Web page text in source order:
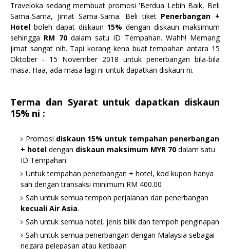
Traveloka sedang membuat promosi 'Berdua Lebih Baik, Beli
Sama-Sama, Jimat Sama-Sama. Beli tiket Penerbangan +
Hotel boleh dapat diskaun 15% dengan diskaun maksimum
sehingga RM 70dalam satu ID Tempahan. Wahh! Memang
jimat sangat nih. Tapi korang kena buat tempahan antara 15
Oktober - 15 November 2018 untuk penerbangan bila-bila
masa. Haa, ada masa lagi ni untuk dapatkan diskaun ni.
Terma dan Syarat untuk dapatkan diskaun
15% ni :
Promosi diskaun 15% untuk tempahan penerbangan
+ hotel dengan diskaun maksimum MYR 70 dalam satu
ID Tempahan
Untuk tempahan penerbangan + hotel, kod kupon hanya
sah dengan transaksi minimum RM 400.00
Sah untuk semua tempoh perjalanan dan penerbangan
kecuali Air Asia.
Sah untuk semua hotel, jenis bilik dan tempoh penginapan
Sah untuk semua penerbangan dengan Malaysia sebagai
negara pelepasan atau ketibaan